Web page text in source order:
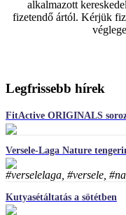
alkalmazott
fizetendő ártól. Kérjük
Legfrissebb hírek
FitActive ORIGINALS
Versele-Laga Nature
#verselelaga, #versele,
Kutyasétáltatás a sötétben